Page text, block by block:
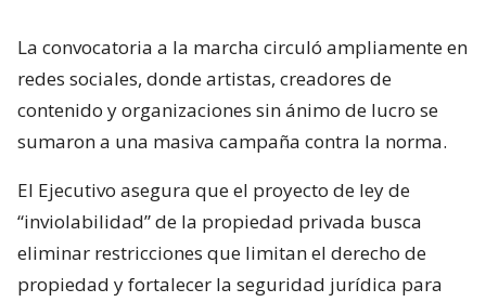
La convocatoria a la marcha circuló ampliamente en
redes sociales, donde artistas, creadores de
contenido y organizaciones sin ánimo de lucro se
sumaron a una masiva campaña contra la norma.
El Ejecutivo asegura que el proyecto de ley de
“inviolabilidad” de la propiedad privada busca
eliminar restricciones que limitan el derecho de
propiedad y fortalecer la seguridad jurídica para